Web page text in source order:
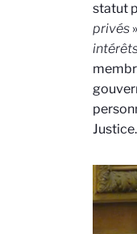
statut
privés
Justice.